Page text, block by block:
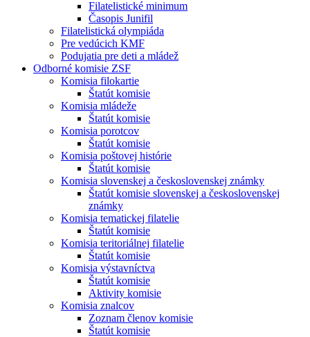
Filatelistické minimum
Časopis Junifil
Filatelistická olympiáda
Pre vedúcich KMF
Podujatia pre deti a mládež
Odborné komisie ZSF
Komisia filokartie
Štatút komisie
Komisia mládeže
Štatút komisie
Komisia porotcov
Štatút komisie
Komisia poštovej histórie
Štatút komisie
Komisia slovenskej a československej známky
Štatút komisie slovenskej a československej
známky
Komisia tematickej filatelie
Štatút komisie
Komisia teritoriálnej filatelie
Štatút komisie
Komisia výstavníctva
Štatút komisie
Aktivity komisie
Komisia znalcov
Zoznam členov komisie
Štatút komisie